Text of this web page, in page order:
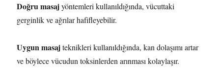
Doğru masajyöntemleri kullanıldığında, vücuttaki
gerginlik ve ağrılar hafifleyebilir.
Uygun masajteknikleri kullanıldığında, kan dolaşımı artar
ve böylece vücudun toksinlerden arınması kolaylaşır.